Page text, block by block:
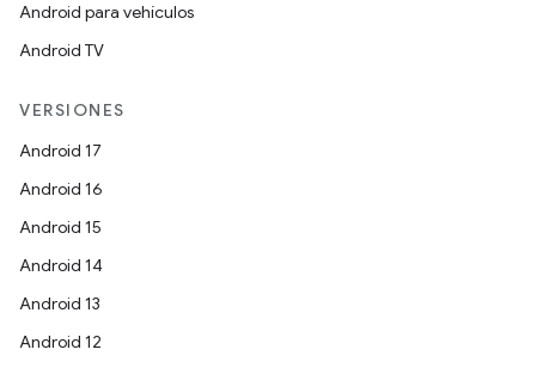
Android para vehículos
Android TV
VERSIONES
Android 17
Android 16
Android 15
Android 14
Android 13
Android 12